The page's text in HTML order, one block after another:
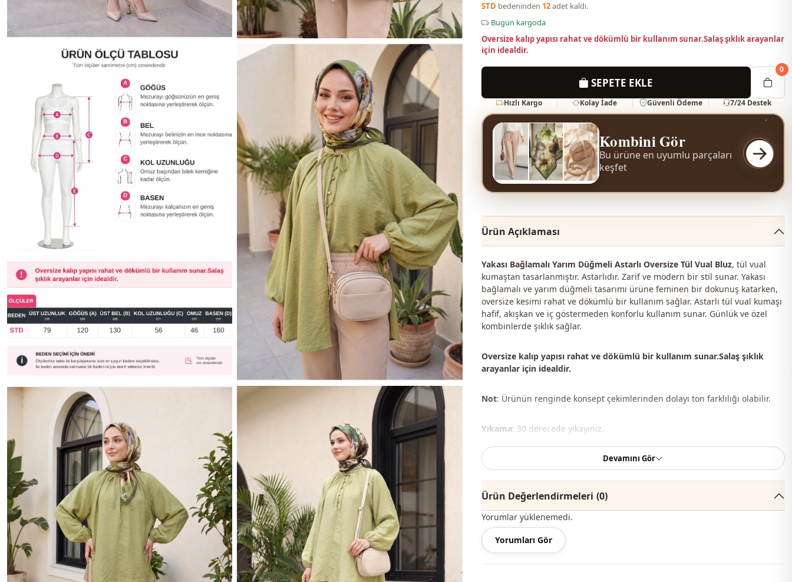
STD bedeninden 12adet kaldı.
Bugün kargoda
Oversize kalıp yapısı rahat ve dökümlü bir kullanım sunar.Salaş şıklık arayanlar
için idealdir.
SEPETE EKLE
0
Hızlı Kargo Kolay İade Güvenli Ödeme 7/24 Destek
Kombini Gör
Bu ürüne en uyumlu parçaları
keşfet
Ürün Açıklaması
Yakası Bağlamalı Yarım Düğmeli Astarlı Oversize Tül Vual Bluz, tül vual
kumaştan tasarlanmıştır. Astarlıdır. Zarif ve modern bir stil sunar. Yakası
bağlamalı ve yarım düğmeli tasarımı ürüne feminen bir dokunuş katarken,
oversize kesimi rahat ve dökümlü bir kullanım sağlar. Astarlı tül vual kumaşı
hafif, akışkan ve iç göstermeden konforlu kullanım sunar. Günlük ve özel
kombinlerde şıklık sağlar.
Oversize kalıp yapısı rahat ve dökümlü bir kullanım sunar.Salaş şıklık
arayanlar için idealdir.
Not: Ürünün renginde konsept çekimlerinden dolayı ton farklılığı olabilir.
Yıkama: 30 derecede yıkayınız.
Şal, çanta, ayakkabı ve takılar kombin yapmak için kullanılmıştır.
%50 Polyester , %50 Pamuk
Yaka Hakim yaka
Mevsi̇m
Mevsi̇m
Devamını Gör
Ürün Değerlendirmeleri (0)
Yorumlar yüklenemedi.
Yorumları Gör